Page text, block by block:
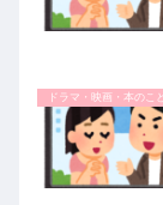
ドラマ・映画・本のこと